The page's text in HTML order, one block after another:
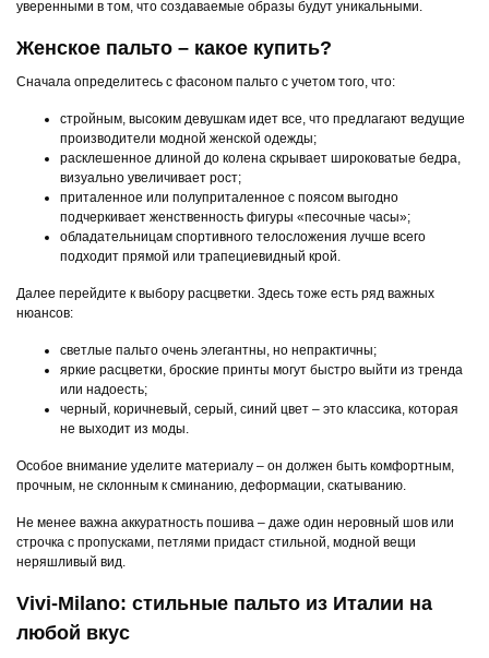
уверенными в том, что создаваемые образы будут уникальными.
Женское пальто – какое купить?
Сначала определитесь с фасоном пальто с учетом того, что:
стройным, высоким девушкам идет все, что предлагают ведущие
производители модной женской одежды;
расклешенное длиной до колена скрывает широковатые бедра,
визуально увеличивает рост;
приталенное или полуприталенное с поясом выгодно
подчеркивает женственность фигуры «песочные часы»;
обладательницам спортивного телосложения лучше всего
подходит прямой или трапециевидный крой.
Далее перейдите к выбору расцветки. Здесь тоже есть ряд важных
нюансов:
светлые пальто очень элегантны, но непрактичны;
яркие расцветки, броские принты могут быстро выйти из тренда
или надоесть;
черный, коричневый, серый, синий цвет – это классика, которая
не выходит из моды.
Особое внимание уделите материалу – он должен быть комфортным,
прочным, не склонным к сминанию, деформации, скатыванию.
Не менее важна аккуратность пошива – даже один неровный шов или
строчка с пропусками, петлями придаст стильной, модной вещи
неряшливый вид.
Vivi-Milano: стильные пальто из Италии на
любой вкус